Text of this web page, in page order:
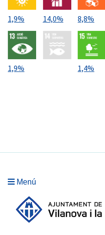
1,9% 14,0% 8,8%
1,9% 1,4%
Menú